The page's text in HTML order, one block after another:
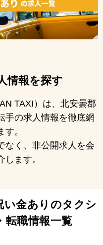
情報を探す
TAXI）は、北安曇郡
手の求人情報を徹底網
す。
なく、非公開求人を会
します。
い金ありのタクシ
転職情報一覧